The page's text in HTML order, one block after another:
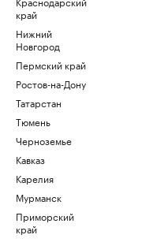
край
Нижний
Новгород
Пермский край
Ростов-на-Дону
Татарстан
Тюмень
Черноземье
Кавказ
Карелия
Мурманск
Приморский
край